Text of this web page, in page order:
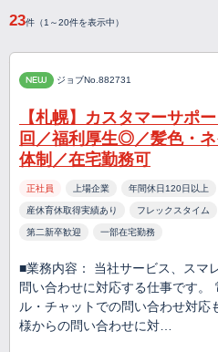
23件（1～20件を表示中）
NEW ジョブNo.882731
【札幌】カスタマーサポ
回／福利厚生◎／髪色・
体制／在宅勤務可
正社員 上場企業 年間休日120日以上
産休育休取得実績あり フレックスタイム
第二新卒歓迎 一部在宅勤務
■業務内容： 当社サービス、スマ
問い合わせに対応する仕事です。
ル・チャットでの問い合わせ対応
様からの問い合わせに対…